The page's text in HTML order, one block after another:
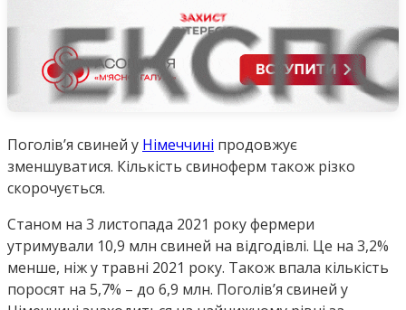
Поголів’я свиней у Німеччині продовжує
зменшуватися. Кількість свиноферм також різко
скорочується.
Станом на 3 листопада 2021 року фермери
утримували 10,9 млн свиней на відгодівлі. Це на 3,2%
менше, ніж у травні 2021 року. Також впала кількість
поросят на 5,7% – до 6,9 млн. Поголів’я свиней у